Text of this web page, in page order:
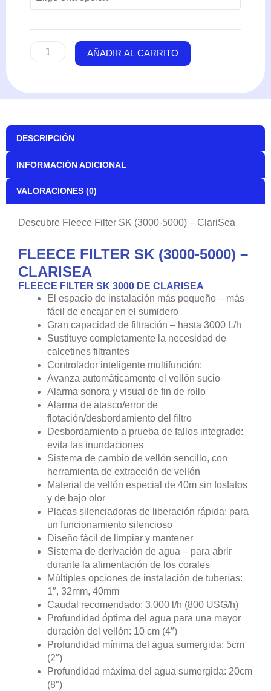
(3000-
ClariSea
AÑADIR AL CARRITO
DESCRIPCIÓN
INFORMACIÓN ADICIONAL
VALORACIONES (0)
Descubre Fleece Filter SK (3000-5000) – ClariSea
FLEECE FILTER SK (3000-5000) –
CLARISEA
FLEECE FILTER SK 3000 DE CLARISEA
El espacio de instalación más pequeño – más
fácil de encajar en el sumidero
Gran capacidad de filtración – hasta 3000 L/h
Sustituye completamente la necesidad de
calcetines filtrantes
Controlador inteligente multifunción:
Avanza automáticamente el vellón sucio
Alarma sonora y visual de fin de rollo
Alarma de atasco/error de
flotación/desbordamiento del filtro
Desbordamiento a prueba de fallos integrado:
evita las inundaciones
Sistema de cambio de vellón sencillo, con
herramienta de extracción de vellón
Material de vellón especial de 40m sin fosfatos
y de bajo olor
Placas silenciadoras de liberación rápida: para
un funcionamiento silencioso
Diseño fácil de limpiar y mantener
Sistema de derivación de agua – para abrir
durante la alimentación de los corales
Múltiples opciones de instalación de tuberías:
1″, 32mm, 40mm
Caudal recomendado: 3.000 l/h (800 USG/h)
Profundidad óptima del agua para una mayor
duración del vellón: 10 cm (4″)
Profundidad mínima del agua sumergida: 5cm
(2″)
Profundidad máxima del agua sumergida: 20cm
(8″)